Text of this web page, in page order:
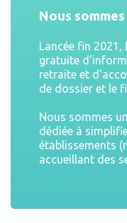
Nous
Lancée fin
gratuite
retraite et
de dossier et le
Nous sommes
dédiée à
établissements
accueillant des